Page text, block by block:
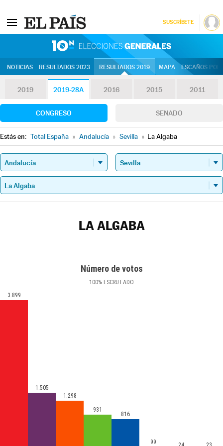
SUSCRÍBETE
NOTICIAS RESULTADOS 2023 RESULTADOS 2019 MAPA ESCAÑOS
2019 2019-28A 2016 2015 2011
CONGRESO SENADO
Estás en: Total España » Andalucía » Sevilla » La Algaba
LA ALGABA
Número de votos
100% ESCRUTADO
3.899
1.505
1.298
931
816
99